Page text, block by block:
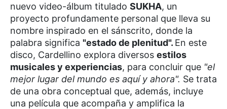
nuevo video-álbum titulado SUKHA, un
proyecto profundamente personal que lleva su
nombre inspirado en el sánscrito, donde la
palabra significa "estado de plenitud". En este
disco, Cardellino explora diversos estilos
musicales y experiencias, para concluir que "el
mejor lugar del mundo es aquí y ahora". Se trata
de una obra conceptual que, además, incluye
una película que acompaña y amplifica la